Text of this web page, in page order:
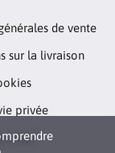
de vente
sur la livraison
privée
nous?